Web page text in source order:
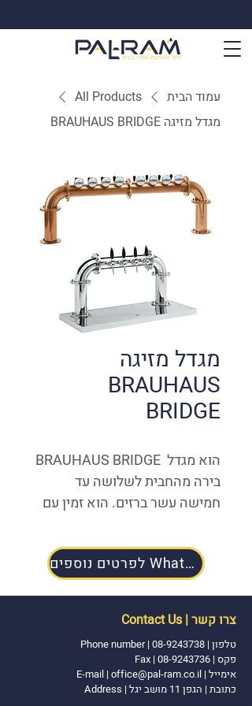
עמוד הבית
All Products
מגדל מזיגה BRAUHAUS BRIDGE
מגדל מזיגה
BRAUHAUS
BRIDGE
BRAUHAUS BRIDGE הוא מגדל
בירה מהחבית לשלושה עד
חמישה עשר ברזים. הוא זמין עם
ומגדלי מזיגה נוספים
לבחירתכם. למבחר מגדלי מזיגה
נוספים לחצו כאן
לפרטים נוספים WhatsApp
צרו קשר | Contact Us
טלפון | 08-9243738
|
Phone number
פקס | 08-9243736 | Fax
אימייל |
E-mail | office@pal-ram.co.il
כתובת | הגפן 11 מושב יגל | Address